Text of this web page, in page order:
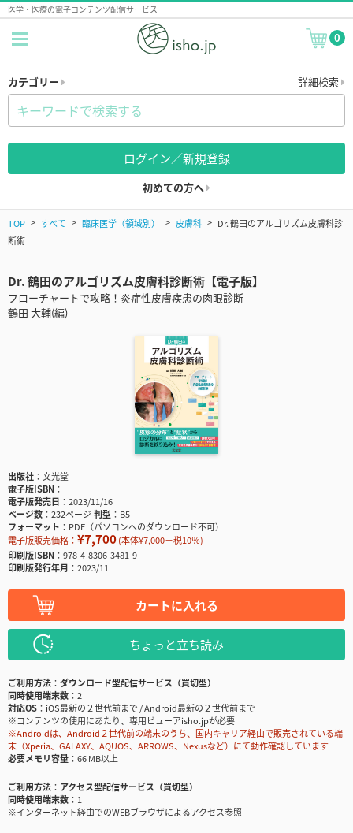
医学・医療の電子コンテンツ配信サービス
0
カテゴリー 詳細検索
ログイン／新規登録
初めての方へ
TOP すべて 臨床医学（領域別） 皮膚科
Dr. 鶴田のアルゴリズム皮膚科診
断術
Dr. 鶴田のアルゴリズム皮膚科診断術【電子版】
フローチャートで攻略！炎症性皮膚疾患の肉眼診断
鶴田 大輔(編)
出版社
文光堂
電子版ISBN
電子版発売日
2023/11/16
ページ数
232ページ判型
B5
フォーマット
PDF（パソコンへのダウンロード不可）
電子版販売価格： ¥7,700(本体¥7,000＋税10％)
印刷版ISBN
978-4-8306-3481-9
印刷版発行年月
2023/11
カートに入れる
ちょっと立ち読み
ご利用方法
ダウンロード型配信サービス（買切型）
同時使用端末数
2
対応OS
iOS最新の２世代前まで / Android最新の２世代前まで
※コンテンツの使用にあたり、専用ビューアisho.jpが必要
※Androidは、Android２世代前の端末のうち、国内キャリア経由で販売されている端
末（Xperia、GALAXY、AQUOS、ARROWS、Nexusなど）にて動作確認しています
必要メモリ容量
66 MB以上
ご利用方法
アクセス型配信サービス（買切型）
同時使用端末数
1
※インターネット経由でのWEBブラウザによるアクセス参照